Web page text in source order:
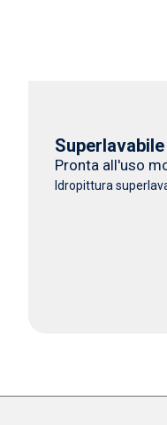
Pronta all'uso
Idropittura